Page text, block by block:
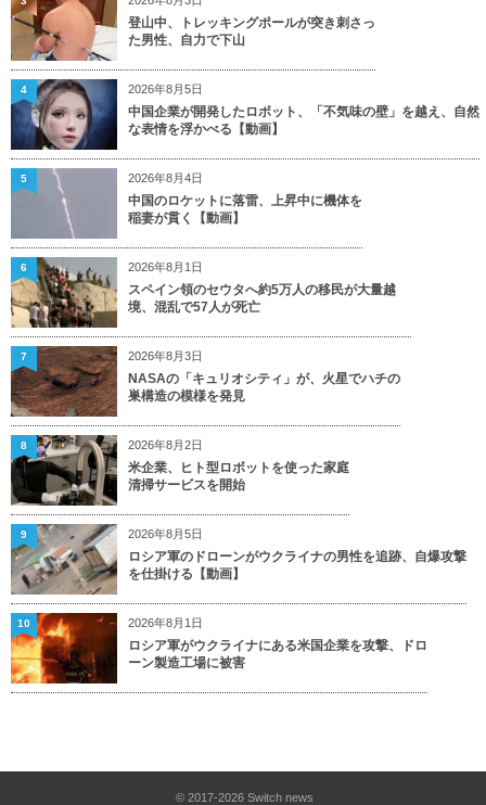
登山中、トレッキングポールが突き刺さっ
た男性、自力で下山
2026年8月5日
中国企業が開発したロボット、「不気味の壁」を越え、自然
な表情を浮かべる【動画】
4
2026年8月4日
中国のロケットに落雷、上昇中に機体を
稲妻が貫く【動画】
5
2026年8月1日
スペイン領のセウタへ約5万人の移民が大量越
境、混乱で57人が死亡
6
2026年8月3日
NASAの「キュリオシティ」が、火星でハチの
巣構造の模様を発見
7
2026年8月2日
米企業、ヒト型ロボットを使った家庭
清掃サービスを開始
8
2026年8月5日
ロシア軍のドローンがウクライナの男性を追跡、自爆攻撃
を仕掛ける【動画】
9
2026年8月1日
ロシア軍がウクライナにある米国企業を攻撃、ドロ
ーン製造工場に被害
10
© 2017-2026Switch news